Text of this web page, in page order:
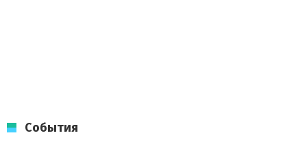
События